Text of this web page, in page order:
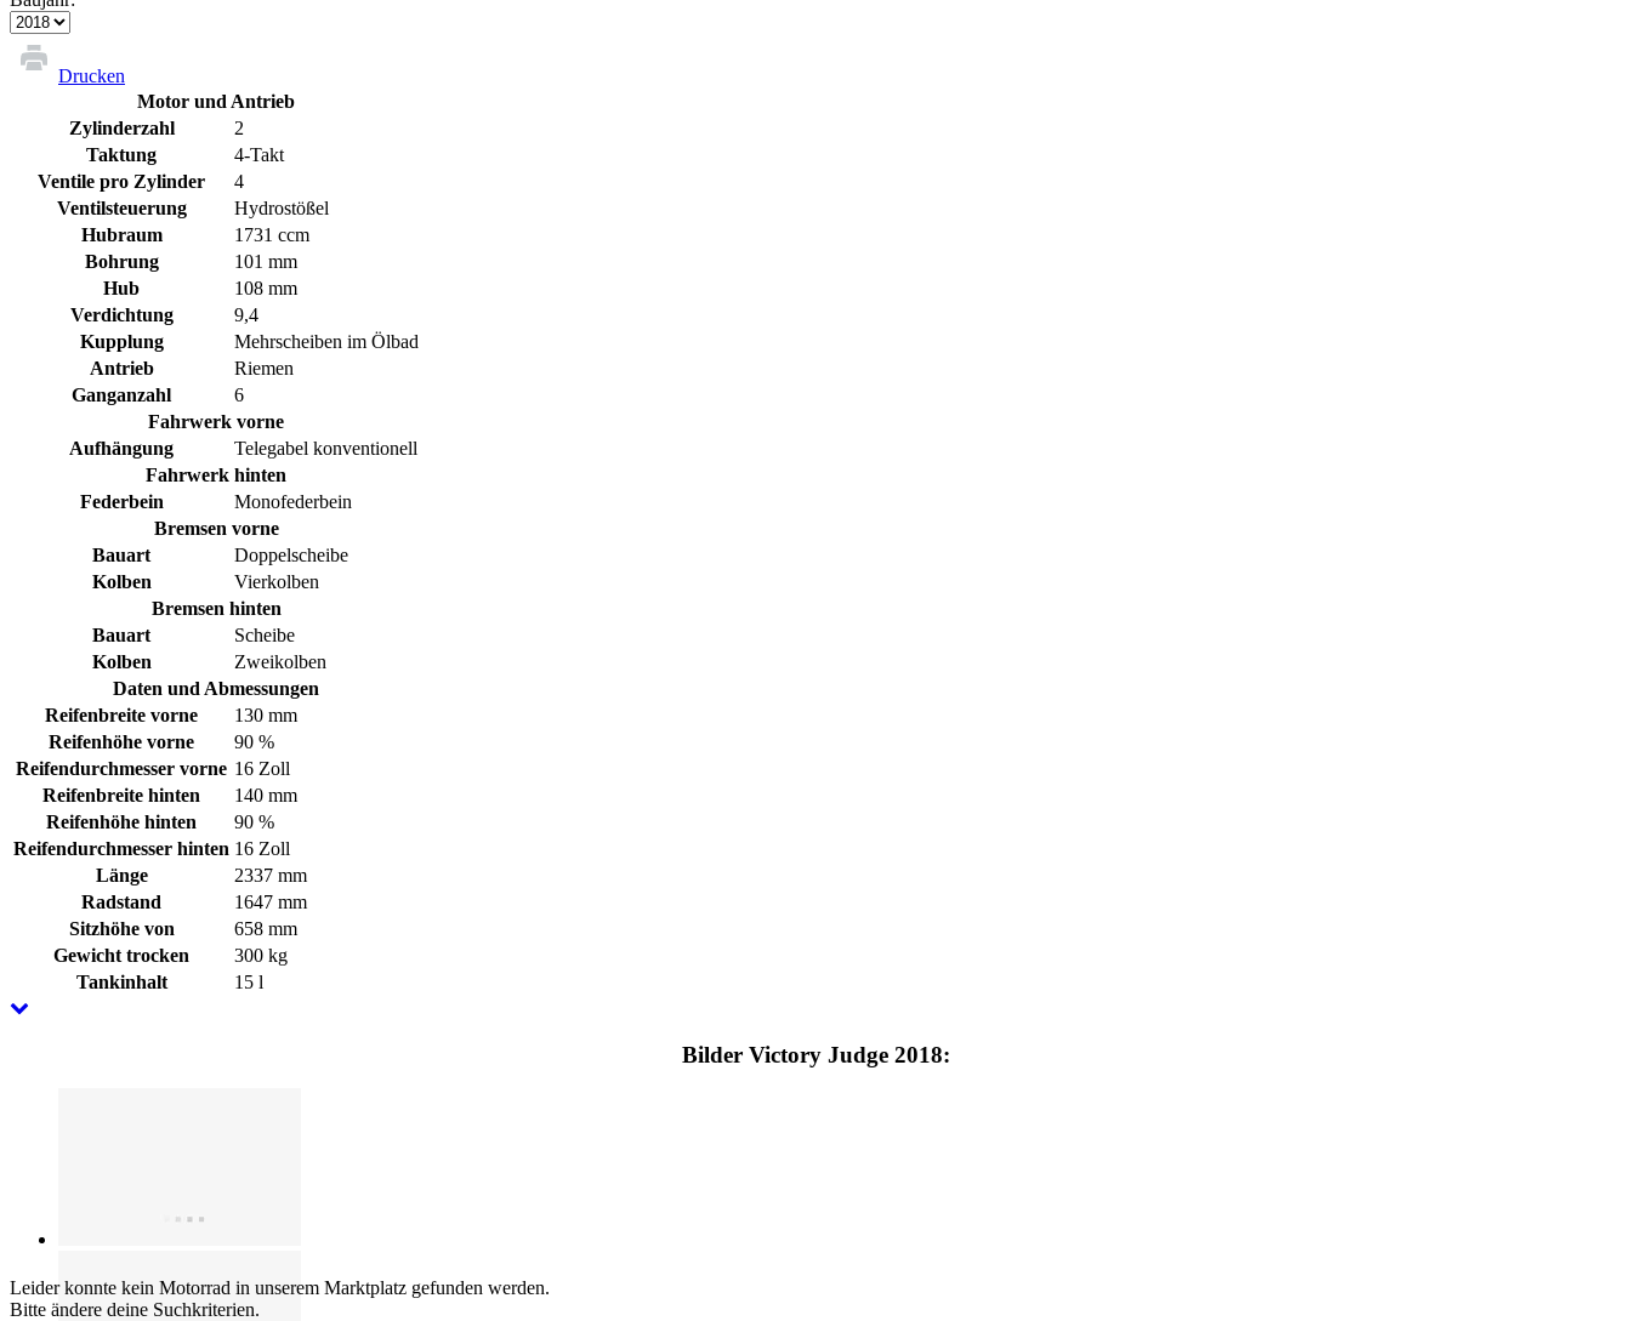
Drucken
Motor und Antrieb
Zylinderzahl
2
Taktung
4-Takt
Ventile pro Zylinder
4
Ventilsteuerung
Hydrostößel
Hubraum
1731 ccm
Bohrung
101 mm
Hub
108 mm
Verdichtung
9,4
Kupplung
Mehrscheiben im Ölbad
Antrieb
Riemen
Ganganzahl
6
Fahrwerk vorne
Aufhängung
Telegabel konventionell
Fahrwerk hinten
Federbein
Monofederbein
Bremsen vorne
Bauart
Doppelscheibe
Kolben
Vierkolben
Bremsen hinten
Bauart
Scheibe
Kolben
Zweikolben
Daten und Abmessungen
Reifenbreite vorne
130 mm
Reifenhöhe vorne
90 %
Reifendurchmesser vorne 16 Zoll
Reifenbreite hinten
140 mm
Reifenhöhe hinten
90 %
Reifendurchmesser hinten 16 Zoll
Länge
2337 mm
Radstand
1647 mm
Sitzhöhe von
658 mm
Gewicht trocken
300 kg
Tankinhalt
15 l
Bilder Victory Judge 2018:
Leider konnte kein Motorrad in unserem Marktplatz gefunden werden.
Bitte ändere deine Suchkriterien.